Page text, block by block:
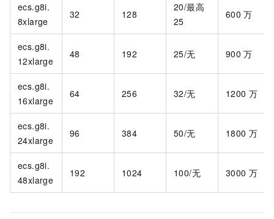
ecs.g8i.
8xlarge
32 128
20/最高
25
600 万
ecs.g8i.
12xlarge
48 192 25/无 900 万
ecs.g8i.
16xlarge
64 256 32/无 1200 万
ecs.g8i.
24xlarge
96 384 50/无 1800 万
ecs.g8i.
48xlarge
192 1024 100/无 3000 万